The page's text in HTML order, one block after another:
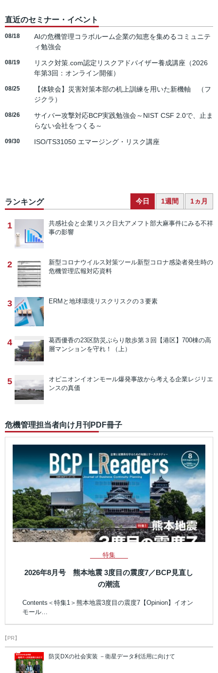
直近のセミナー・イベント
08/18
AIの危機管理コラボルーム企業の知恵を集めるコミュニテ
ィ勉強会
08/19
リスク対策.com認定リスクアドバイザー養成講座（2026
年第3回：オンライン開催）
08/25
【体験会】災害対策本部の机上訓練を用いた新機軸 （フ
ジクラ）
08/26
サイバー攻撃対応BCP実践勉強会～NIST CSF 2.0で、止ま
らない会社をつくる～
09/30 ISO/TS31050 エマージング・リスク講座
ランキング 今日 1週間 1ヵ月
1 共感社会と企業リスク 日大アメフト部大麻事件にみる不祥
事の影響
2 新型コロナウイルス対策ツール新型コロナ感染者発生時の
危機管理広報対応資料
3 ERMと地球環境リスク リスクの３要素
4 葛西優香の23区防災ぶらり散歩第３回【港区】700棟の高
層マンションを守れ！（上）
5 オピニオンイオンモール爆発事故から考える企業レジリエ
ンスの真価
危機管理担当者向け月刊PDF冊子
特集
2026年8月号 熊本地震 3度目の震度7／BCP見直し
の潮流
Contents＜特集1＞熊本地震3度目の震度7【Opinion】イオン
モール…
【PR】
防災DXの社会実装 －衛星データ利活用に向けて